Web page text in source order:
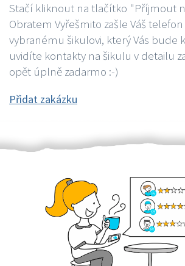
Stačí kliknout na tlačítko "Příjmout
Obratem Vyřešmito zašle Váš
vybranému šikulovi, který Vás bude
uvidíte kontakty na šikulu v detailu
opět úplně zadarmo :-)
Přidat zakázku